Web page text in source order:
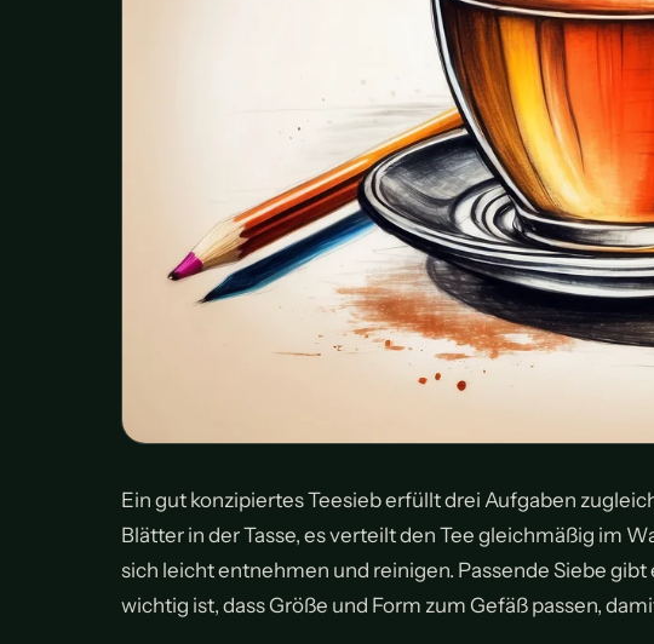
Ein gut konzipiertes Teesieb erfüllt drei Aufgaben
Blätter in der Tasse, es verteilt den Tee gleichmäßig im
sich leicht entnehmen und reinigen. Passende Siebe
wichtig ist, dass Größe und Form zum Gefäß passen,